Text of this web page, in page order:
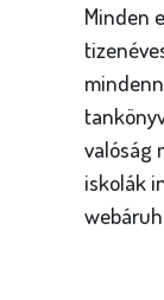
Minden
valóság
iskolák